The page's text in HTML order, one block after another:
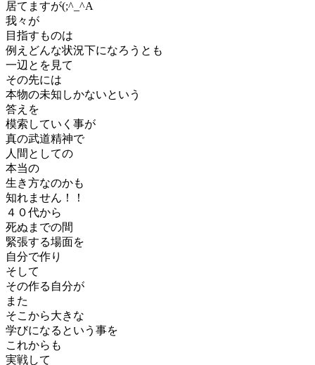
居てますが(;^_^A
我々が
目指すものは
例えどんな状況下になろうとも
一辺とを見て
その先には
本物の未知しかないという
答えを
模索していく事が
真の武道精神で
人間としての
本当の
生き方なのかも
知れません！！
４０代から
死ぬまでの間
緊張する場面を
自分で作り
そして
その作る自分が
また
そこから大きな
学びになるという事を
これからも
実戦して